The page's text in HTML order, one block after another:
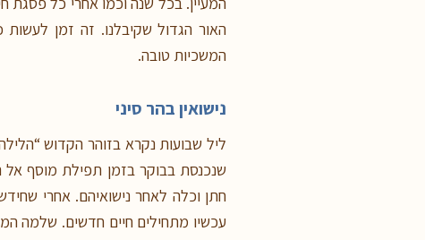
האור הגדול שקיבלנו. זה זמן
המשכיות טובה.
נישואין בהר סיני
ליל שבועות נקרא בזוהר הקדוש
שנכנסת בבוקר בזמן תפילת מוסף
חתן וכלה לאחר נישואיהם. אחרי
עכשיו מתחילים חיים חדשים. שלמה